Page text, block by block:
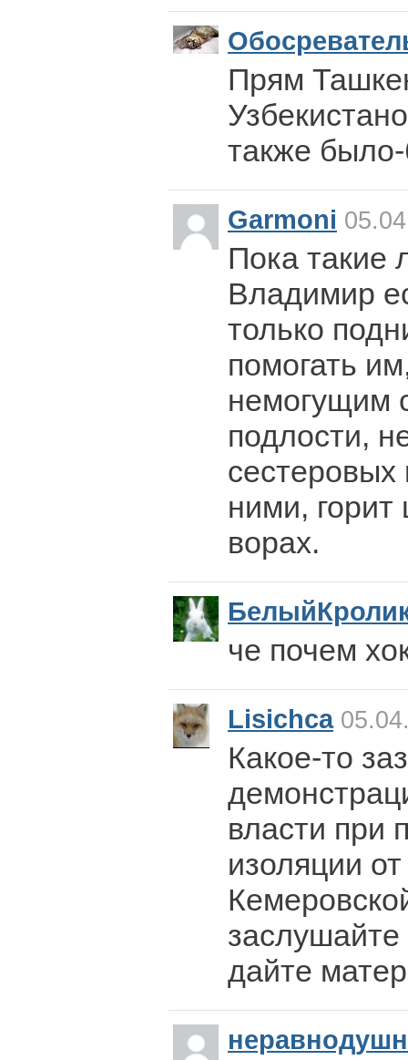
Прям
также
Garmoni
Пока такие
Владимир
только
помогать
немогущим
подлости,
сестеровых
ними,
ворах.
че почем
Lisichca
Какое-то
власти при
изоляции
дайте